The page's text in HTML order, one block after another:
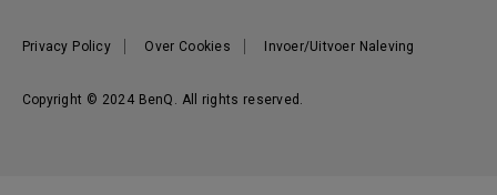
Copyright © 2024 BenQ. All rights reserved.
Privacy Policy Over Cookies Invoer/Uitvoer Naleving